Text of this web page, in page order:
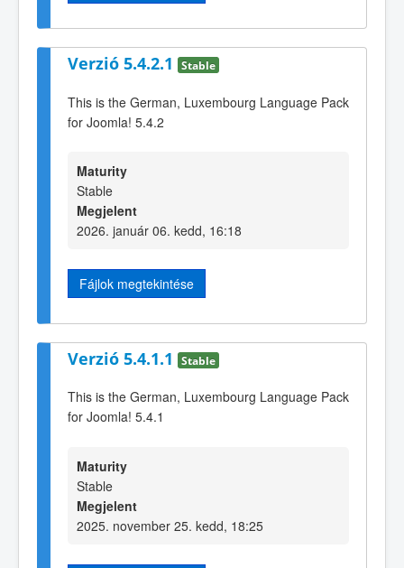
Verzió 5.4.2.1 Stable
This is the German, Luxembourg Language Pack
for Joomla! 5.4.2
Maturity
Stable
Megjelent
2026. január 06. kedd, 16:18
Fájlok megtekintése
Verzió 5.4.1.1 Stable
This is the German, Luxembourg Language Pack
for Joomla! 5.4.1
Maturity
Stable
Megjelent
2025. november 25. kedd, 18:25